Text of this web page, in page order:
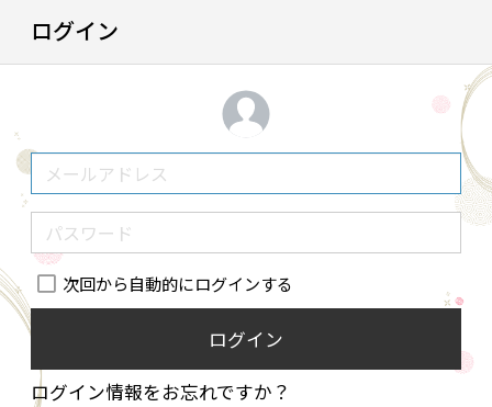
ログイン
次回から自動的にログインする
ログイン
ログイン情報をお忘れですか？